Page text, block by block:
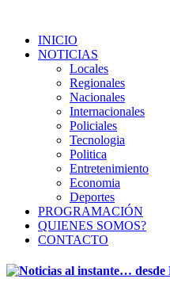
INICIO
NOTICIAS
Locales
Regionales
Nacionales
Internacionales
Policiales
Tecnologia
Politica
Entretenimiento
Economia
Deportes
PROGRAMACIÓN
QUIENES SOMOS?
CONTACTO